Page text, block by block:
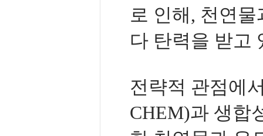
로 인해, 천연
다 탄력을 받고
전략적 관점에
CHEM)과 생합